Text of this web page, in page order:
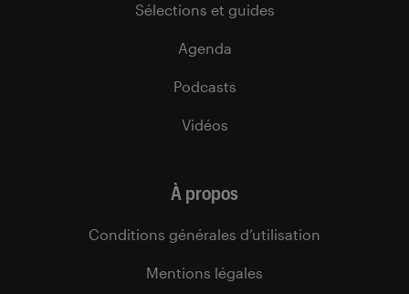
Sélections et guides
Agenda
Podcasts
Vidéos
À propos
Conditions générales d’utilisation
Mentions légales